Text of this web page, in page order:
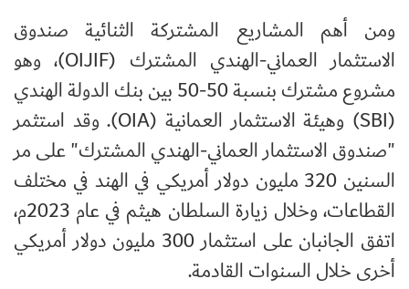
ومن أهم المشاريع المشتركة الثنائية صندوق
الاستثمار العماني-الهندي المشترك (OIJIF)، وهو
مشروع مشترك بنسبة 50-50 بين بنك الدولة الهندي
(SBI) وهيئة الاستثمار العمانية (OIA). وقد استثمر
"صندوق الاستثمار العماني-الهندي المشترك" على مر
السنين 320 مليون دولار أمريكي في الهند في مختلف
القطاعات، وخلال زيارة السلطان هيثم في عام 2023م،
اتفق الجانبان على استثمار 300 مليون دولار أمريكي
أخرى خلال السنوات القادمة.